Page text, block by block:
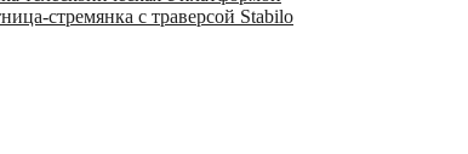
стремянка с траверсой Stabilo